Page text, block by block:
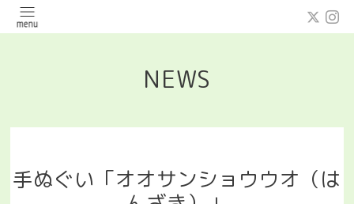
NEWS
手ぬぐい「オオサンショウウオ（は